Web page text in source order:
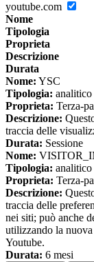
youtube.com
Nome
Tipologia
Proprieta
Descrizione
Durata
Nome: YSC
Tipologia: analitico
Proprieta: Terza-
Descrizione:
traccia delle
Durata: Sessione
Nome:
Tipologia: analitico
Proprieta: Terza-
Descrizione:
traccia delle
nei siti; può anche
utilizzando la
Youtube.
Durata: 6 mesi